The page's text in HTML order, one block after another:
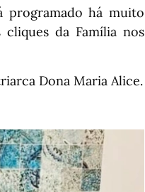
programado há muito
da Família nos
Dona Maria Alice.